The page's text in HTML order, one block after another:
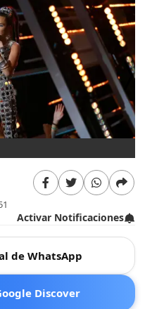
Activar Notificaciones
de WhatsApp
Discover